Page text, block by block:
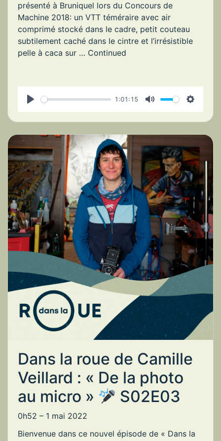
présenté à Bruniquel lors du Concours de
Machine 2018: un VTT téméraire avec air
comprimé stocké dans le cadre, petit couteau
subtilement caché dans le cintre et l’irrésistible
pelle à caca sur … Continued
P
l
a
y
1:01:15
M
u
t
e
S
e
t
t
i
n
g
s
Dans la roue de Camille
Veillard : « De la photo
au micro »
S02E03
0h52 – 1 mai 2022
Bienvenue dans ce nouvel épisode de « Dans la